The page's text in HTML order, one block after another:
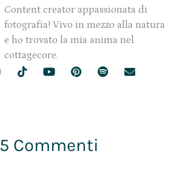
Content creator appassionata di
fotografia! Vivo in mezzo alla natura
e ho trovato la mia anima nel
cottagecore.
5 Commenti